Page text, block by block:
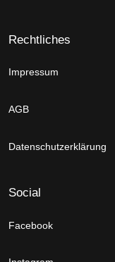
Rechtliches
Impressum
AGB
Datenschutzerklärung
Social
Facebook